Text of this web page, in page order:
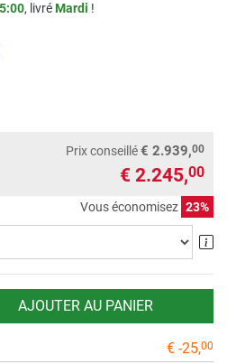
, livréMardi !
Prix conseillé€ 2.939,00
€ 2.245,00
Vous économisez 23%
AJOUTER AU PANIER
€ -25,00